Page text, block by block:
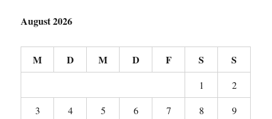
August 2026
M D M D F S S
1
2
3
4 5 6 7 8
9